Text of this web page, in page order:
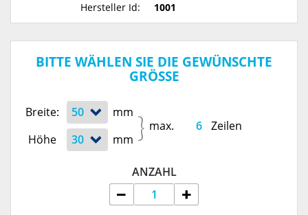
Hersteller Id:
1001
BITTE WÄHLEN SIE DIE GEWÜNSCHTE
GRÖSSE
Breite:
mm
max.
Zeilen
Höhe
mm
ANZAHL